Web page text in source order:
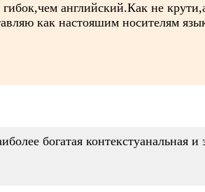
английский.Как не
как настояшим носителям
богатая контекстуанальная